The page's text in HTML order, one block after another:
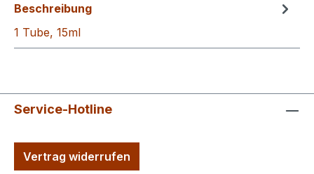
Beschreibung
1 Tube, 15ml
Service-Hotline
Vertrag widerrufen